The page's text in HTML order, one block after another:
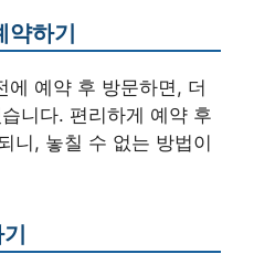
약하기
에 예약 후 방문하면, 더
니다. 편리하게 예약 후
니, 놓칠 수 없는 방법이